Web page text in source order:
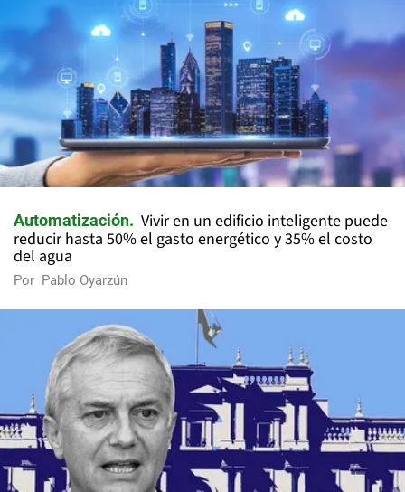
Automatización
Vivir en un edificio inteligente puede
reducir hasta 50% el gasto energético y 35% el costo
del agua
Por Pablo Oyarzún